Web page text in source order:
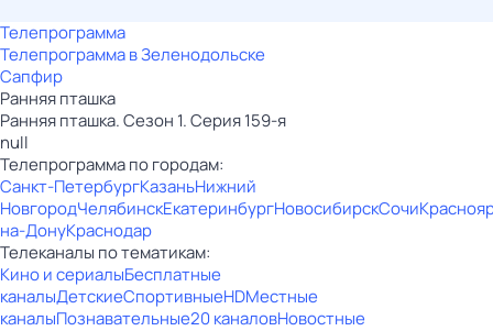
Телепрограмма
Телепрограмма в Зеленодольске
Сапфир
Ранняя пташка
Ранняя пташка. Сезон 1. Серия 159-я
null
Телепрограмма по городам:
Санкт-ПетербургКазаньНижний
НовгородЧелябинскЕкатеринбургНовосибирскСочи
на-ДонуКраснодар
Телеканалы по тематикам:
Кино и сериалыБесплатные
каналыДетскиеСпортивныеHDМестные
каналыПознавательные20 каналовНовостные